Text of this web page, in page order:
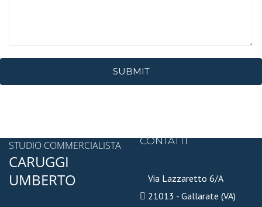
SUBMIT
STUDIO COMMERCIALISTA
CARUGGI
UMBERTO
CONTATTI
Via Lazzaretto 6/A
21013 - Gallarate (VA)